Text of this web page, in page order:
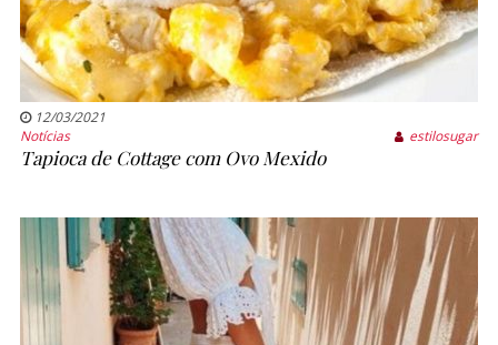
12/03/2021
Notícias
estilosugar
Tapioca de Cottage com Ovo Mexido